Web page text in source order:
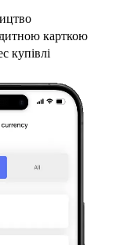
карткою
купівлі